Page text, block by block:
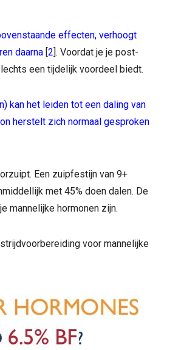
effecten, verhoogt
daarna [2]. Voordat je je post-
een tijdelijk voordeel biedt.
kan het leiden tot een daling van
herstelt zich normaal gesproken
Een zuipfestijn van 9+
met 45% doen dalen. De
mannelijke hormonen zijn.
voor mannelijke